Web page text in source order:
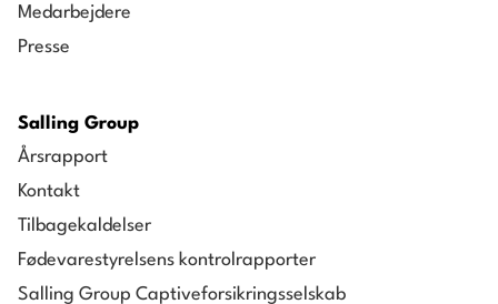
Medarbejdere
Presse
Salling Group
Årsrapport
Kontakt
Tilbagekaldelser
Fødevarestyrelsens kontrolrapporter
Salling Group Captiveforsikringsselskab